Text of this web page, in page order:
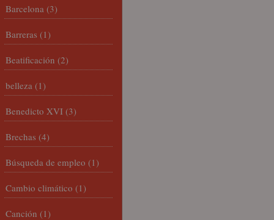
Barcelona (3)
Barreras (1)
Beatificación (2)
belleza (1)
Benedicto XVI (3)
Brechas (4)
Búsqueda de empleo (1)
Cambio climático (1)
Canción (1)